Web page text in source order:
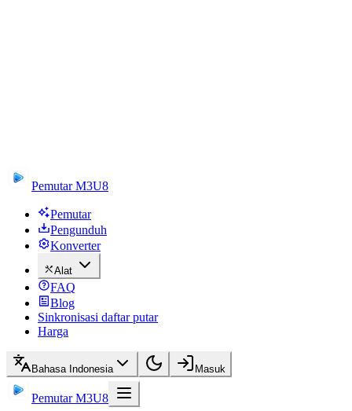
Pemutar M3U8
Pemutar
Pengunduh
Konverter
Alat
FAQ
Blog
Sinkronisasi daftar putar
Harga
Bahasa Indonesia Masuk
Pemutar M3U8